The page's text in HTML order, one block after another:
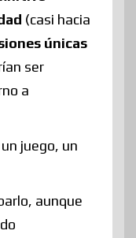
(casi hacia
únicas
ser
a
juego, un
aunque